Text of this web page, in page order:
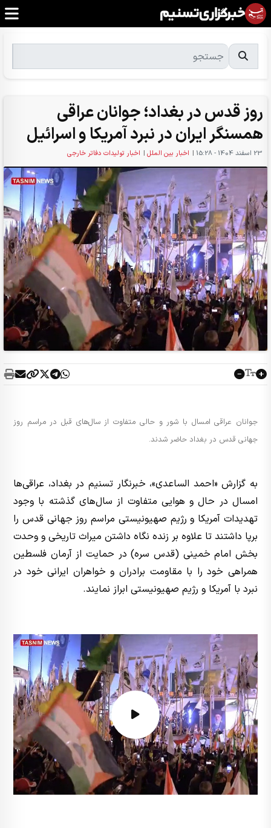
روز قدس در بغداد؛ جوانان عراقی
همسنگر ایران در نبرد آمریکا و اسرائیل
23 اسفند 1404 - 15:28 | اخبار بین الملل | اخبار تولیدات دفاتر خارجی
جوانان عراقی امسال با شور و حالی متفاوت از سال‌های قبل در مراسم روز
جهانی قدس در بغداد حاضر شدند.
به گزارش «احمد الساعدی»، خبرنگار تسنیم در بغداد، عراقی‌ها
امسال در حال و هوایی متفاوت از سال‌های گذشته با وجود
تهدیدات آمریکا و رژیم صهیونیستی مراسم روز جهانی قدس را
برپا داشتند تا علاوه بر زنده نگاه داشتن میراث تاریخی و وحدت
بخش امام خمینی (قدس سره) در حمایت از آرمان فلسطین
همراهی خود را با مقاومت برادران و خواهران ایرانی خود در
نبرد با آمریکا و رژیم صهیونیستی ابراز نمایند.